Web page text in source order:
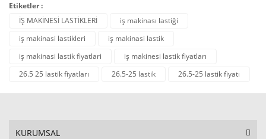
Etiketler :
İŞ MAKİNESİ LASTİKLERİ
iş makinası lastiği
iş makinasi lastikleri
iş makinasi lastik
iş makinasi lastik fiyatlari
iş makinesi lastik fiyatları
26.5 25 lastik fiyatları
26.5-25 lastik 26.5-25 lastik fiyatı
KURUMSAL